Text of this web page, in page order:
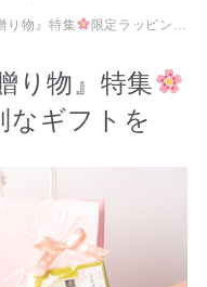
り物』特集 限定ラッピングで特別なギフトを
り物』特集
なギフトを